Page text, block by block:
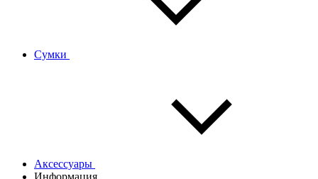
Сумки
Аксессуары
Информация